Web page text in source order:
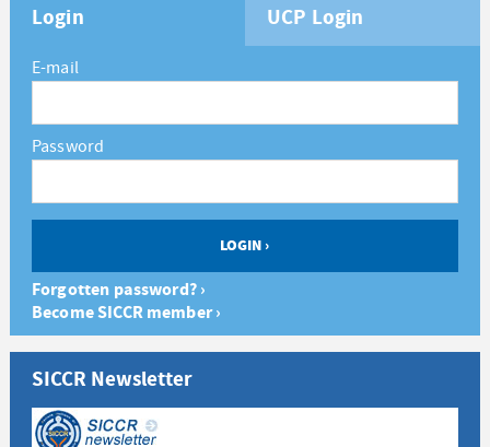
Login UCP Login
E-mail
Password
Forgotten password? ›
Become SICCR member ›
SICCR Newsletter